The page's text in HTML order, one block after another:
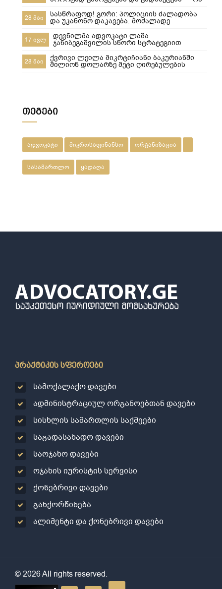
ხდება გორში და რა სასამართლო
პასუხისმგებლობა ეკისრება პოლიციელებს
28 მაი სასწრაფოდ! გორი: პოლიციის ძალადობა
და უკანონო დაკავება. მოძალადე
პოლიციელები ყველანი დაუყოვნებლივ
სამსახურებიდან უნდა იქნეს გაშვებული და
პასუხისიგებაში მიცემული! ​ყველამ უნდა
ნახოს, რა ხდება რეალურად! გორში,10-მა
პოლიციელმა სასტიკად სცემა მოქალაქე,
ახლა კ
17 ივლ დევნილმა ადვოკატი ლაშა
ჯანიბეგაშვილის სწორი სტრატეგიით
დევნილთა სამინისტროს დავები მოუგო
28 მაი ქვრივი ლეილა მიკრტიჩიანი ბაკურიანში
მილიონ დოლარზე მეტი ღირებულების
სასტუმროს დაკარგვისგან თიბისი
თეგები
ადვოკატი მიკროსაფინანსო ორგანიზაცია
სასამართლო ყადაღა
პრაქტიკის სფეროები
სამოქალაქო დავები
ადმინისტრაციულ ორგანოებთან დავები
სისხლის სამართლის საქმეები
საგადასახადო დავები
საოჯახო დავები
ოჯახის იურისტის სერვისი
ქონებრივი დავები
განქორწინება
ალიმენტი და ქონებრივი დავები
© 2026 All rights reserved.